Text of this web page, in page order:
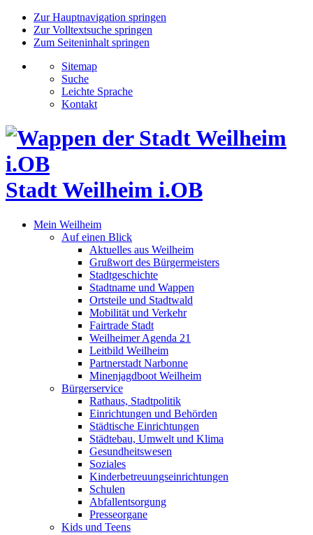
Zur Hauptnavigation springen
Zur Volltextsuche springen
Zum Seiteninhalt springen
Sitemap
Suche
Leichte Sprache
Kontakt
Stadt Weilheim i.OB
Mein Weilheim
Auf einen Blick
Aktuelles aus Weilheim
Grußwort des Bürgermeisters
Stadtgeschichte
Stadtname und Wappen
Ortsteile und Stadtwald
Mobilität und Verkehr
Fairtrade Stadt
Weilheimer Agenda 21
Leitbild Weilheim
Partnerstadt Narbonne
Minenjagdboot Weilheim
Bürgerservice
Rathaus, Stadtpolitik
Einrichtungen und Behörden
Städtische Einrichtungen
Städtebau, Umwelt und Klima
Gesundheitswesen
Soziales
Kinderbetreuungseinrichtungen
Schulen
Abfallentsorgung
Presseorgane
Kids und Teens